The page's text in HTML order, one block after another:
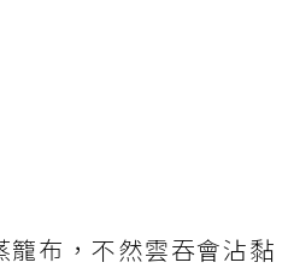
籠布，不然雲吞會沾黏